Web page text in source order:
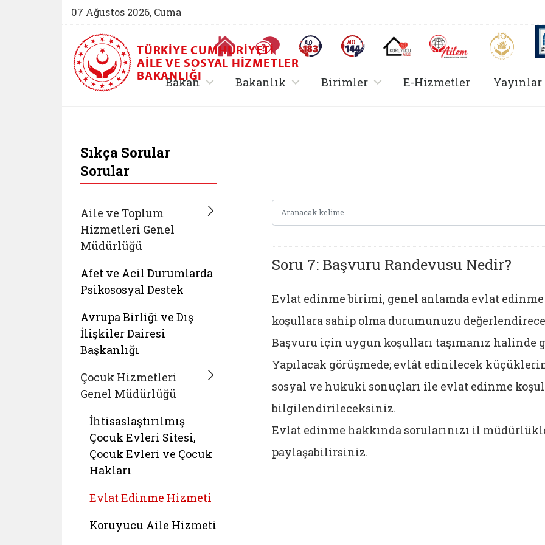
07 Ağustos 2026, Cuma
Ana Sayfa Sıkça Sorulan SorularAlo 183 (yeni sekmede açılır)Alo 144 (yeni sekmede açılır)Koruyucu Aile (yeni sekmede açılır)
AİLEM İletişim Aile ve
TÜRKIYE CUMHURIYETI
AILE VE SOSYAL HIZMETLER
BAKANLIĞI
Bakan, alt menü içerir
Bakanlık , alt menü içerir
Birimler, alt menü içerir
E-Hizmetler Yayınlar
Sıkça Sorular
Sorular
Aile ve Toplum
Hizmetleri Genel
Müdürlüğü
Afet ve Acil Durumlarda
Psikososyal Destek
Avrupa Birliği ve Dış
İlişkiler Dairesi
Başkanlığı
Çocuk Hizmetleri
Genel Müdürlüğü
İhtisaslaştırılmış
Çocuk Evleri Sitesi,
Çocuk Evleri ve Çocuk
Hakları
Evlat Edinme Hizmeti
Koruyucu Aile Hizmeti
Soru 7: Başvuru Randevusu Nedir?
Evlat edinme birimi, genel anlamda evlat
koşullara sahip olma durumunuzu
Başvuru için uygun koşulları taşımanız halinde
Yapılacak görüşmede; evlât edinilecek
sosyal ve hukuki sonuçları ile evlat edinme
bilgilendirileceksiniz.
Evlat edinme hakkında sorularınızı il
paylaşabilirsiniz.